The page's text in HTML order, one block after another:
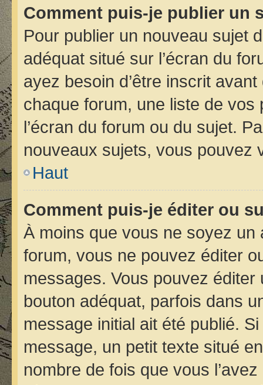
Comment puis-je publier un
Pour publier un nouveau sujet
adéquat situé sur l’écran du
ayez besoin d’être inscrit
chaque forum, une liste de
l’écran du forum ou du sujet.
nouveaux sujets, vous pouvez
Haut
Comment puis-je éditer ou
À moins que vous ne soyez
forum, vous ne pouvez éditer
messages. Vous pouvez
bouton adéquat, parfois dans
message initial ait été publié.
message, un petit texte situé
nombre de fois que vous